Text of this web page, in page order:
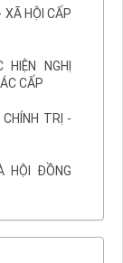
XÃ HỘI CẤP
NGHỊ
CẤP
TRỊ -
HỘI ĐỒNG